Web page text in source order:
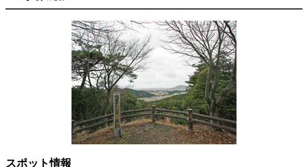
スポット情報